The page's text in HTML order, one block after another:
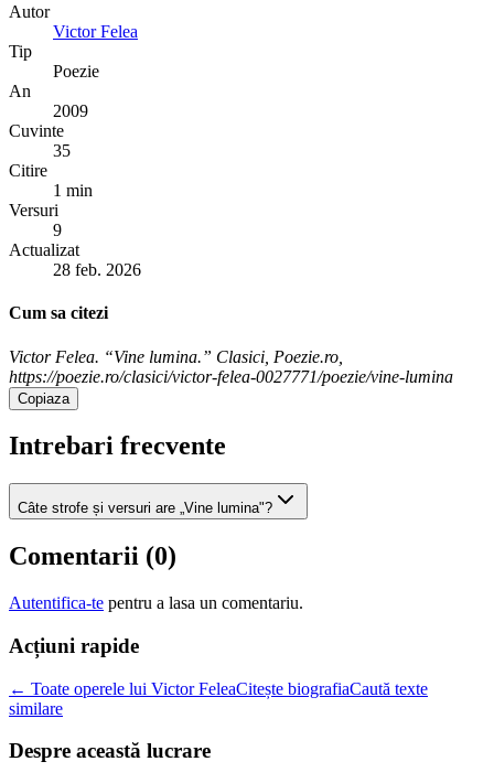
Autor
Victor Felea
Tip
Poezie
An
2009
Cuvinte
35
Citire
1 min
Versuri
9
Actualizat
28 feb. 2026
Cum sa citezi
Victor Felea. “Vine lumina.” Clasici, Poezie.ro,
https://poezie.ro/clasici/victor-felea-0027771/poezie/vine-lumina
Copiaza
Intrebari frecvente
Câte strofe și versuri are „Vine lumina"?
Comentarii (0)
Autentifica-te pentru a lasa un comentariu.
Acțiuni rapide
← Toate operele lui Victor FeleaCitește biografiaCaută texte
similare
Despre această lucrare